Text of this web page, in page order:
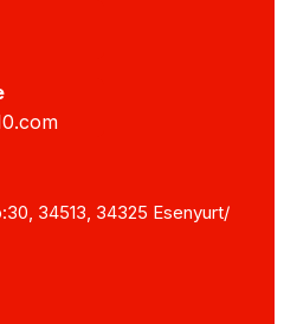
34513, 34325 Esenyurt/